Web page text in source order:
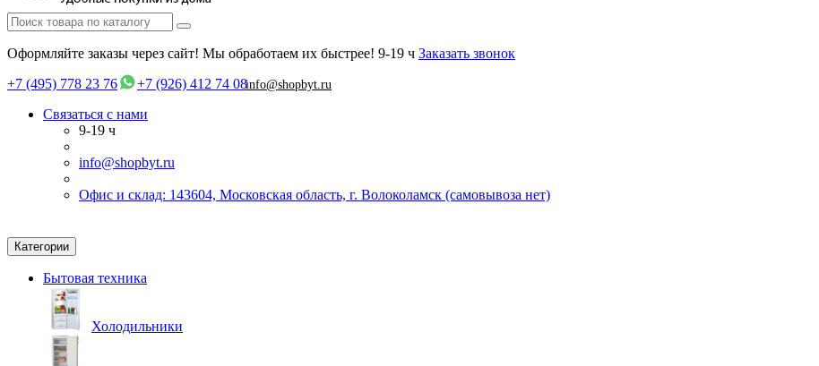
Оформляйте заказы через сайт! Мы обработаем их быстрее! 9-19 ч Заказать звонок
+7 (495) 778 23 76
+7 (926) 412 74 08info@shopbyt.ru
Связаться с нами
9-19 ч
info@shopbyt.ru
Офис и склад: 143604, Московская область, г. Волоколамск (самовывоза нет)
Категории
Бытовая техника
Холодильники